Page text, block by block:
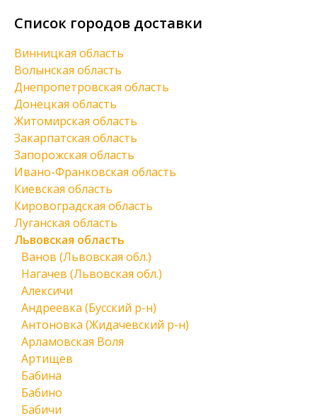
Список городов доставки
Винницкая область
Волынская область
Днепропетровская область
Донецкая область
Житомирская область
Закарпатская область
Запорожская область
Ивано-Франковская область
Киевская область
Кировоградская область
Луганская область
Львовская область
Ванов (Львовская обл.)
Нагачев (Львовская обл.)
Алексичи
Андреевка (Бусский р-н)
Антоновка (Жидачевский р-н)
Арламовская Воля
Артищев
Бабина
Бабино
Бабичи